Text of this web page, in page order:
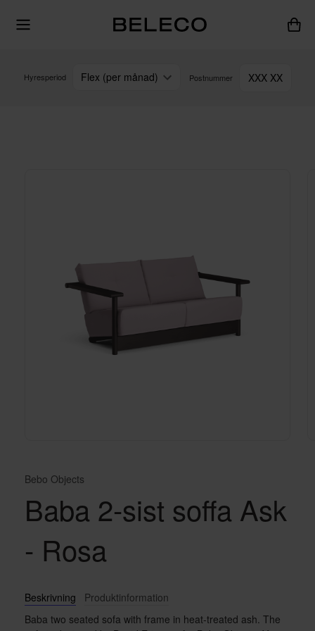
Hyresperiod Flex (per månad) Postnummer XXX XX
Bebo Objects
Baba 2-sist soffa Ask
- Rosa
Beskrivning
Produktinformation
Baba two seated sofa with frame in heat-treated ash. The